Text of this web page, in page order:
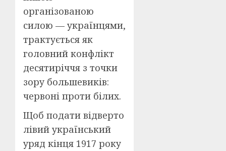
організованою
силою — українцями,
трактується як
головний конфлікт
десятиріччя з точки
зору большевиків:
червоні проти білих.
Щоб подати відверто
лівий український
уряд кінця 1917 року